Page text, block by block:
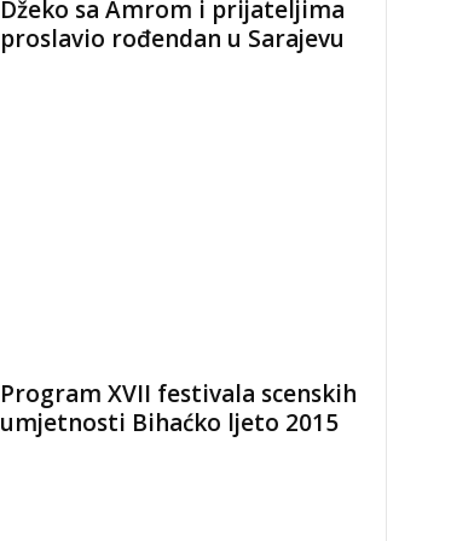
Džeko sa Amrom i prijateljima
proslavio rođendan u Sarajevu
Program XVII festivala scenskih
umjetnosti Bihaćko ljeto 2015